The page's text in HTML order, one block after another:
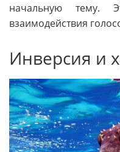
начальную тему.
взаимодействия
Инверсия и